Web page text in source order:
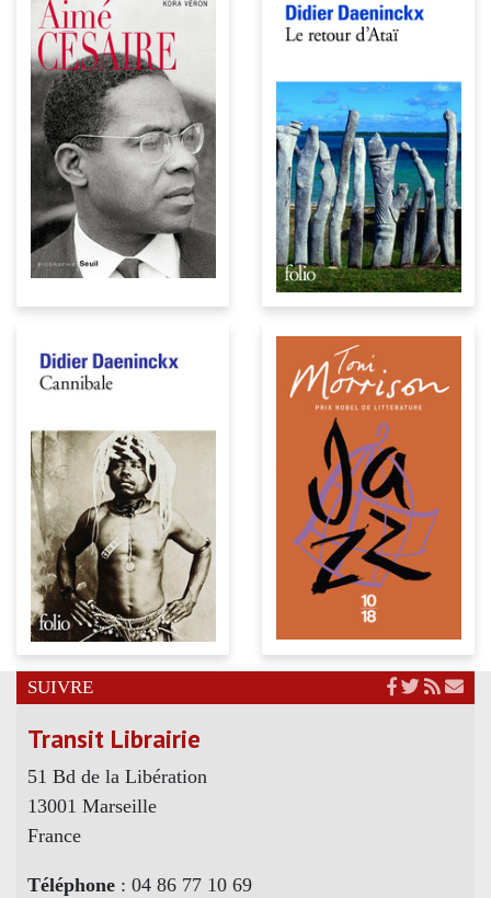
SUIVRE
Transit Librairie
51 Bd de la Libération
13001 Marseille
France
Téléphone : 04 86 77 10 69